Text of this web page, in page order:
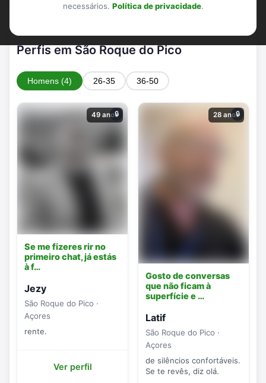
necessários. Política de privacidade.
Perfis em São Roque do Pico
Homens (4) 26-35 36-50
49 anos
🔒
Se me fizeres rir no
primeiro chat, já estás
à f…
Jezy
São Roque do Pico ·
Açores
rente.
Ver perfil
28 anos
🔒
Gosto de conversas
que não ficam à
superfície e …
Latif
São Roque do Pico ·
Açores
de silêncios confortáveis.
Se te revês, diz olá.